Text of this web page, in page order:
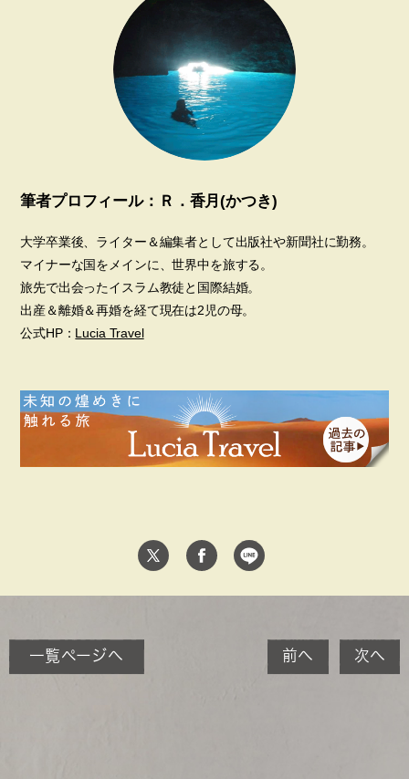
筆者プロフィール：Ｒ．香月(かつき)
大学卒業後、ライター＆編集者として出版社や新聞社に勤務。
マイナーな国をメインに、世界中を旅する。
旅先で出会ったイスラム教徒と国際結婚。
出産＆離婚＆再婚を経て現在は2児の母。
公式HP： Lucia Travel
一覧ページへ 前へ 次へ